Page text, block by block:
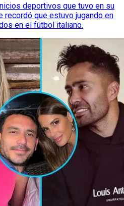
deportivos que tuvo en su
recordó que estuvo jugando en
en el fútbol italiano.